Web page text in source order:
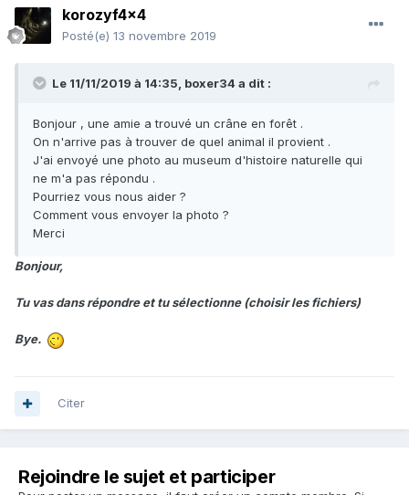
korozyf4x4
Posté(e) 13 novembre 2019
Le 11/11/2019 à 14:35, boxer34 a dit :
Bonjour , une amie a trouvé un crâne en forêt .
On n'arrive pas à trouver de quel animal il provient .
J'ai envoyé une photo au museum d'histoire naturelle qui
ne m'a pas répondu .
Pourriez vous nous aider ?
Comment vous envoyer la photo ?
Merci
Bonjour,
Tu vas dans répondre et tu sélectionne (choisir les fichiers)
Bye.
Citer
Rejoindre le sujet et participer